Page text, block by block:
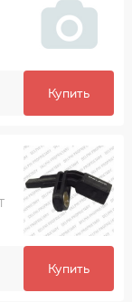
Купить
Купить